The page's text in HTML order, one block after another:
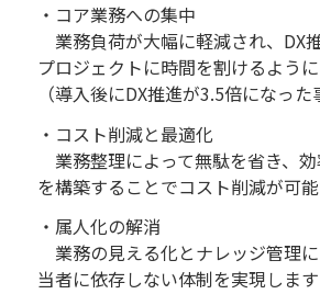
・コア業務への集中
業務負荷が大幅に軽減され、DX
プロジェクトに時間を割けるよう
（導入後にDX推進が3.5倍になった
・コスト削減と最適化
業務整理によって無駄を省き、
を構築することでコスト削減が可
・属人化の解消
業務の見える化とナレッジ管理
当者に依存しない体制を実現します